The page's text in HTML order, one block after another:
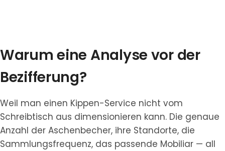
Warum eine Analyse vor der
Bezifferung?
Weil man einen Kippen-Service nicht vom
Schreibtisch aus dimensionieren kann. Die genaue
Anzahl der Aschenbecher, ihre Standorte, die
Sammlungsfrequenz, das passende Mobiliar — all